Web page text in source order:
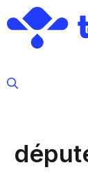
au
contenu